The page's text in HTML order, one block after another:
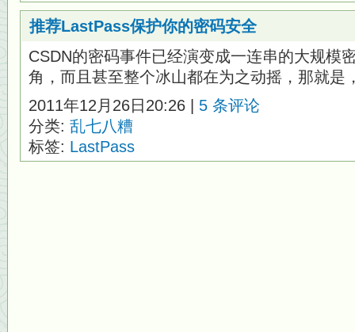
推荐LastPass保护你的密码安全
CSDN的密码事件已经演变成一连串的大规模
角，而且甚至整个冰山都在为之动摇，那就
2011年12月26日20:26 | 5 条评论
分类: 乱七八糟
标签: LastPass